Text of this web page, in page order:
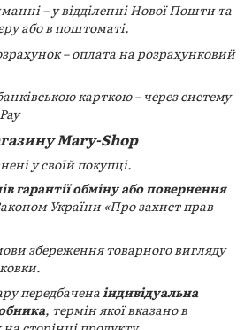
– у відділенні Нової Пошти та
або в поштоматі.
– оплата на розрахунковий
карткою – через систему
Mary-Shop
у своїй покупці.
гарантії обміну або повернення
України «Про захист прав
збереження товарного вигляду
передбаченаіндивідуальна
, термін якої вказано в